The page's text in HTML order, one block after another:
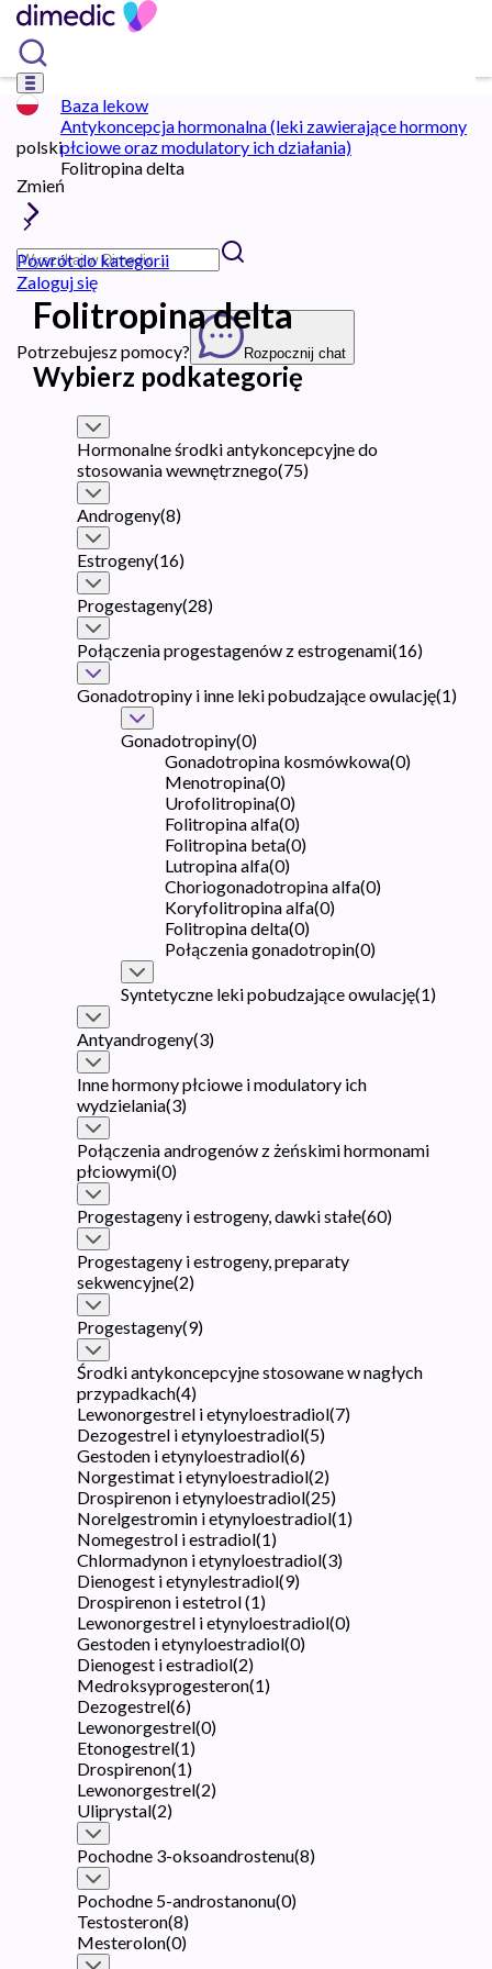
polski
Zmień
Zaloguj się
Potrzebujesz pomocy? Rozpocznij chat
Baza lekow
Antykoncepcja hormonalna (leki zawierające hormony
płciowe oraz modulatory ich działania)
Folitropina delta
Powrót do kategorii
Folitropina delta
Wybierz podkategorię
Hormonalne środki antykoncepcyjne do
stosowania wewnętrznego(75)
Androgeny(8)
Estrogeny(16)
Progestageny(28)
Połączenia progestagenów z estrogenami(16)
Gonadotropiny i inne leki pobudzające owulację(1)
Gonadotropiny(0)
Gonadotropina kosmówkowa(0)
Menotropina(0)
Urofolitropina(0)
Folitropina alfa(0)
Folitropina beta(0)
Lutropina alfa(0)
Choriogonadotropina alfa(0)
Koryfolitropina alfa(0)
Folitropina delta(0)
Połączenia gonadotropin(0)
Syntetyczne leki pobudzające owulację(1)
Antyandrogeny(3)
Inne hormony płciowe i modulatory ich
wydzielania(3)
Połączenia androgenów z żeńskimi hormonami
płciowymi(0)
Progestageny i estrogeny, dawki stałe(60)
Progestageny i estrogeny, preparaty
sekwencyjne(2)
Progestageny(9)
Środki antykoncepcyjne stosowane w nagłych
przypadkach(4)
Lewonorgestrel i etynyloestradiol(7)
Dezogestrel i etynyloestradiol(5)
Gestoden i etynyloestradiol(6)
Norgestimat i etynyloestradiol(2)
Drospirenon i etynyloestradiol(25)
Norelgestromin i etynyloestradiol(1)
Nomegestrol i estradiol(1)
Chlormadynon i etynyloestradiol(3)
Dienogest i etynylestradiol(9)
Drospirenon i estetrol(1)
Lewonorgestrel i etynyloestradiol(0)
Gestoden i etynyloestradiol(0)
Dienogest i estradiol(2)
Medroksyprogesteron(1)
Dezogestrel(6)
Lewonorgestrel(0)
Etonogestrel(1)
Drospirenon(1)
Lewonorgestrel(2)
Uliprystal(2)
Pochodne 3-oksoandrostenu(8)
Pochodne 5-androstanonu(0)
Testosteron(8)
Mesterolon(0)